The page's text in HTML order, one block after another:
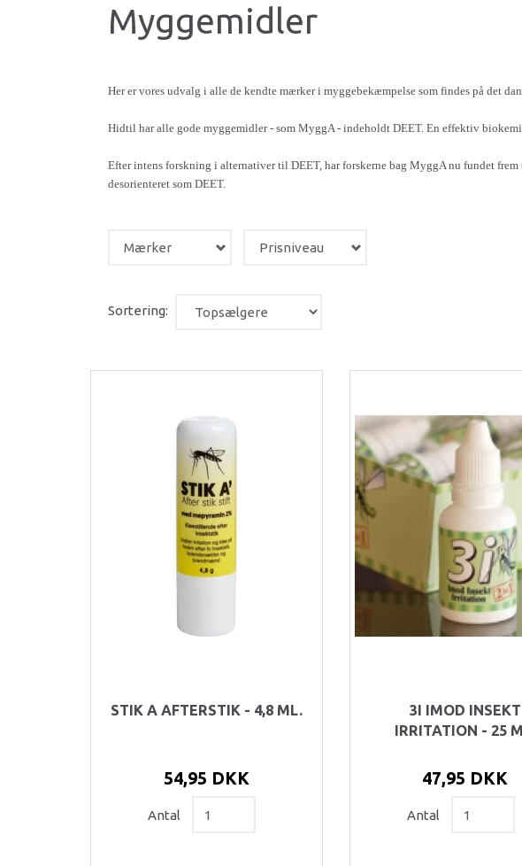
Myggemidler
Her er vores udvalg i alle de kendte mærker i myggebekæmpelse som findes på det
Hidtil har alle gode myggemidler - som MyggA - indeholdt DEET. En effektiv
Efter intens forskning i alternativer til DEET, har forskerne bag MyggA nu fundet
desorienteret som DEET.
Mærker Prisniveau
Sortering:
STIK A AFTERSTIK - 4,8 ML.
54,95 DKK
Antal
3I IMOD INSEKT
IRRITATION - 25
47,95 DKK
Antal